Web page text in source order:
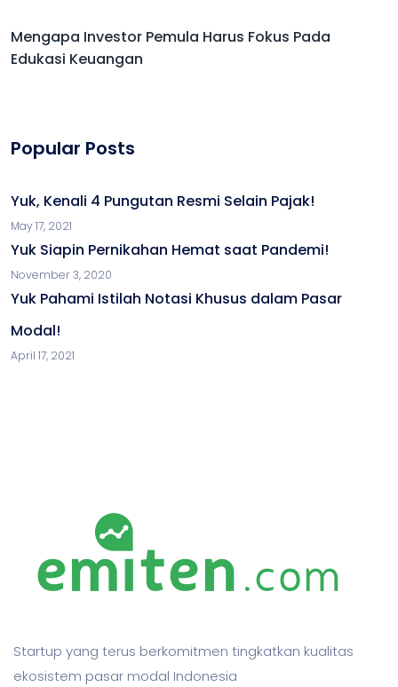
Mengapa Investor Pemula Harus Fokus Pada
Edukasi Keuangan
Popular Posts
Yuk, Kenali 4 Pungutan Resmi Selain Pajak!
May 17, 2021
Yuk Siapin Pernikahan Hemat saat Pandemi!
November 3, 2020
Yuk Pahami Istilah Notasi Khusus dalam Pasar
Modal!
April 17, 2021
Startup yang terus berkomitmen tingkatkan kualitas
ekosistem pasar modal Indonesia